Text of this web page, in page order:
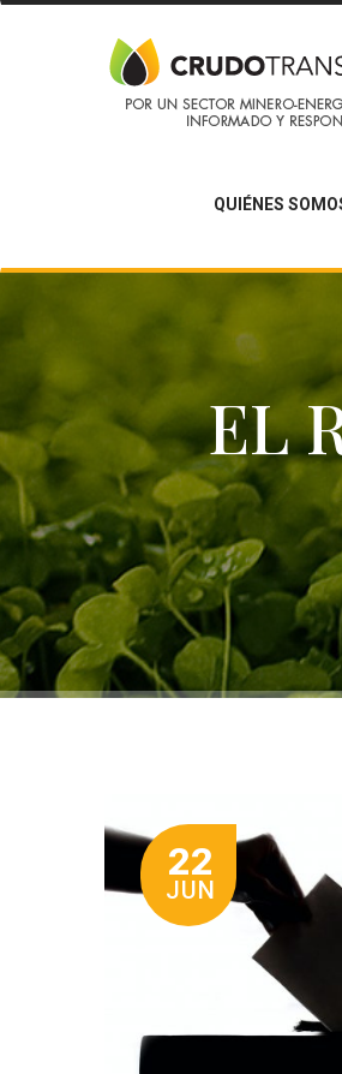
QUIÉNES
EL
22
JUN